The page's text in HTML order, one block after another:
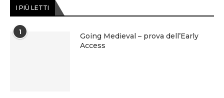
I PIÙ LETTI
1
Going Medieval – prova dell’Early
Access